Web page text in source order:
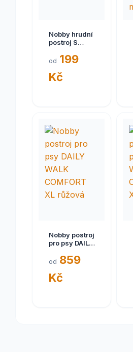
Nobby hrudní
postroj S
od 199
Kč
Nobby postroj
pro psy DAILY
COMFORT XL
od 859
Kč